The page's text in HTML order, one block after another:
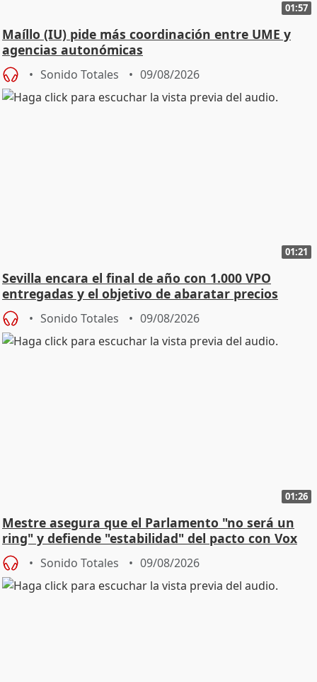
01:57
Maíllo (IU) pide más coordinación entre UME y
agencias autonómicas
Sonido Totales 09/08/2026
01:21
Sevilla encara el final de año con 1.000 VPO
entregadas y el objetivo de abaratar precios
Sonido Totales 09/08/2026
01:26
Mestre asegura que el Parlamento "no será un
ring" y defiende "estabilidad" del pacto con Vox
Sonido Totales 09/08/2026